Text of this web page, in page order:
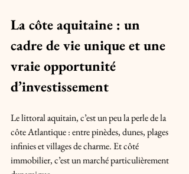
La côte aquitaine : un
cadre de vie unique et une
vraie opportunité
d’investissement
Le littoral aquitain, c’est un peu la perle de la
côte Atlantique : entre pinèdes, dunes, plages
infinies et villages de charme. Et côté
immobilier, c’est un marché particulièrement